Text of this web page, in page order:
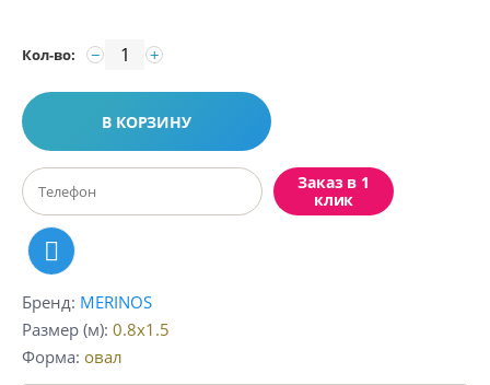
Кол-во: +
−
В КОРЗИНУ
Заказ в 1
клик
Бренд MERINOS
Размер (м) 0.8x1.5
Форма овал